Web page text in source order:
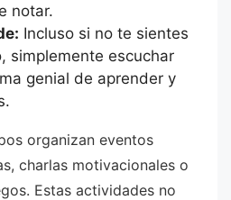
notar.
Incluso si no te sientes
simplemente escuchar
genial de aprender y
organizan eventos
charlas motivacionales o
Estas actividades no